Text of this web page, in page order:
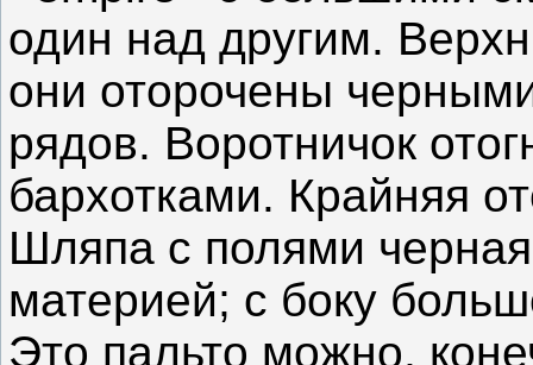
один над другим.
они оторочены
рядов. Воротничок
бархотками. Крайняя
Шляпа с полями
материей; с боку
Это пальто можно,